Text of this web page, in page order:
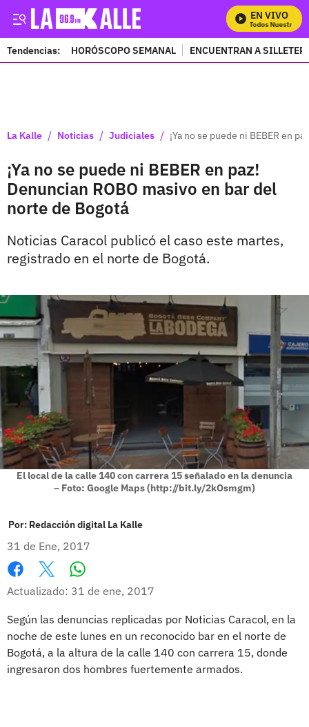
EN VIVO
Mira Todos Nuestros
Tendencias: HORÓSCOPO SEMANAL ENCUENTRAN A
La Kalle / Noticias / Judiciales / ¡Ya no se puede ni BEBER en
¡Ya no se puede ni BEBER en paz!
Denuncian ROBO masivo en bar del
norte de Bogotá
Noticias Caracol publicó el caso este martes,
registrado en el norte de Bogotá.
El local de la calle 140 con carrera 15 señalado en la denuncia
– Foto: Google Maps (http://bit.ly/2kOsmgm)
Por: Redacción digital La Kalle
31 de Ene, 2017
Facebook
X
Actualizado: 31 de ene, 2017
Según las denuncias replicadas por Noticias Caracol, en la
noche de este lunes en un reconocido bar en el norte de
Bogotá, a la altura de la calle 140 con carrera 15, donde
ingresaron dos hombres fuertemente armados.